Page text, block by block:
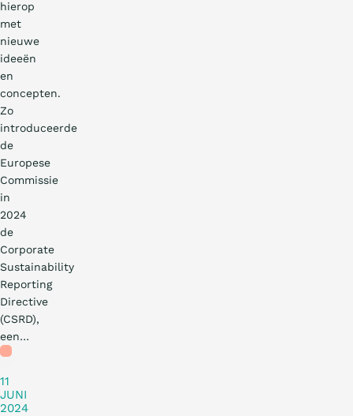
hierop
met
nieuwe
ideeën
en
concepten.
Zo
introduceerde
de
Europese
Commissie
in
2024
de
Corporate
Sustainability
Reporting
Directive
(CSRD),
een…Blog
11
JUNI
2024